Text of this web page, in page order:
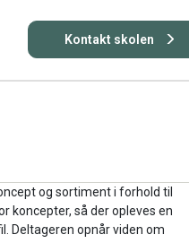
Kontakt skolen
og sortiment i forhold til
koncepter, så der opleves en
Deltageren opnår viden om